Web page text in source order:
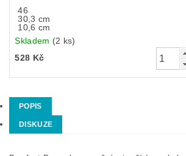
46
30,3 cm
10,6 cm
Skladem (2 ks)
528 Kč
POPIS
DISKUZE